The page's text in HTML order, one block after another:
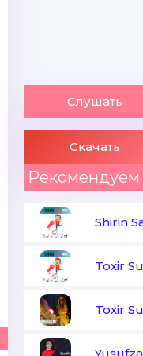
Слушать
Скачать
Рекомендуем
Shirin
Toxir
Toxir